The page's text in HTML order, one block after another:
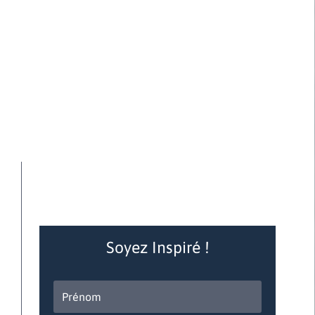
Soyez Inspiré !